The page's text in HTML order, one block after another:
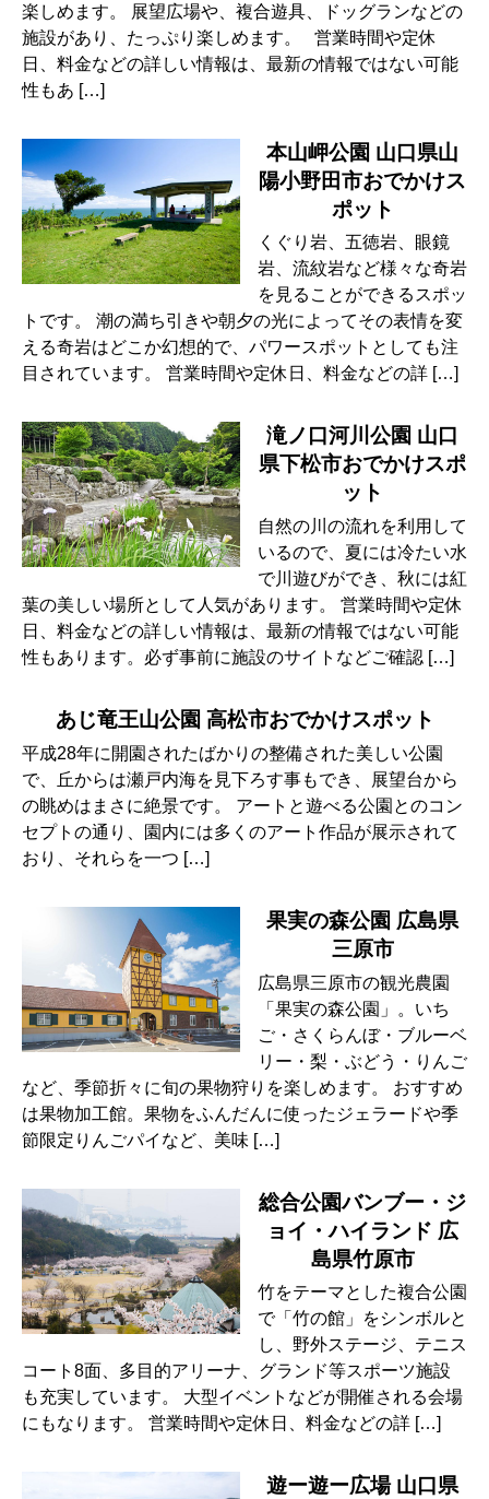
楽しめます。 展望広場や、複合遊具、ドッグランなどの
施設があり、たっぷり楽しめます。 営業時間や定休
日、料金などの詳しい情報は、最新の情報ではない可能
性もあ […]
本山岬公園 山口県山
陽小野田市おでかけス
ポット
くぐり岩、五徳岩、眼鏡
岩、流紋岩など様々な奇岩
を見ることができるスポッ
トです。 潮の満ち引きや朝夕の光によってその表情を変
える奇岩はどこか幻想的で、パワースポットとしても注
目されています。 営業時間や定休日、料金などの詳 […]
滝ノ口河川公園 山口
県下松市おでかけスポ
ット
自然の川の流れを利用して
いるので、夏には冷たい水
で川遊びができ、秋には紅
葉の美しい場所として人気があります。 営業時間や定休
日、料金などの詳しい情報は、最新の情報ではない可能
性もあります。必ず事前に施設のサイトなどご確認 […]
あじ竜王山公園 高松市おでかけスポット
平成28年に開園されたばかりの整備された美しい公園
で、丘からは瀬戸内海を見下ろす事もでき、展望台から
の眺めはまさに絶景です。 アートと遊べる公園とのコン
セプトの通り、園内には多くのアート作品が展示されて
おり、それらを一つ […]
果実の森公園 広島県
三原市
広島県三原市の観光農園
「果実の森公園」。いち
ご・さくらんぼ・ブルーベ
リー・梨・ぶどう・りんご
など、季節折々に旬の果物狩りを楽しめます。 おすすめ
は果物加工館。果物をふんだんに使ったジェラードや季
節限定りんごパイなど、美味 […]
総合公園バンブー・ジ
ョイ・ハイランド 広
島県竹原市
竹をテーマとした複合公園
で「竹の館」をシンボルと
し、野外ステージ、テニス
コート8面、多目的アリーナ、グランド等スポーツ施設
も充実しています。 大型イベントなどが開催される会場
にもなります。 営業時間や定休日、料金などの詳 […]
遊ー遊ー広場 山口県